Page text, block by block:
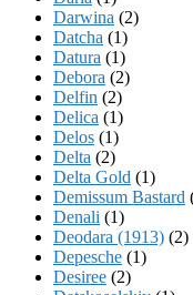
Darwina (2)
Datcha (1)
Datura (1)
Debora (2)
Delfin (2)
Delica (1)
Delos (1)
Delta (2)
Delta Gold (1)
Demissum Bastard
Denali (1)
Deodara (1913) (2)
Depesche (1)
Desiree (2)